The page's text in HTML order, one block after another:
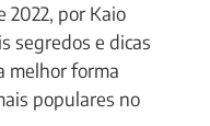
2022, por Kaio
segredos e dicas
melhor forma
populares no